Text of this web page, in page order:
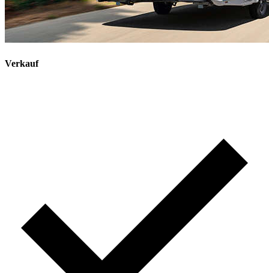
Verkauf